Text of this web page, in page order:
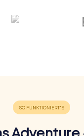
Adventure